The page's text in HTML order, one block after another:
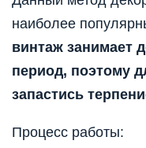
наиболее
винтаж занимает
период, поэтому
запастись
Процесс работы: